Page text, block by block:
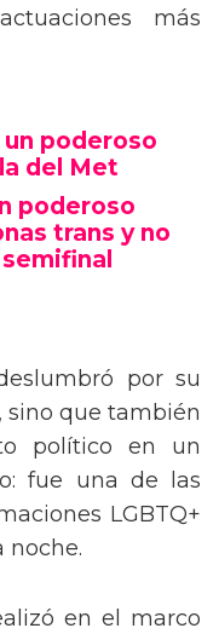
más
poderoso
del Met
poderoso
trans y no
por su
sino que también
político en un
fue una de las
LGBTQ+
noche.
en el marco